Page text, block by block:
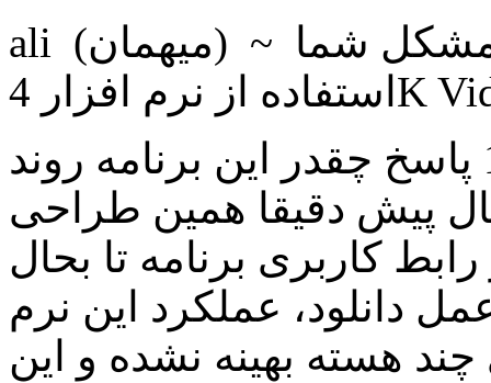
ali (ميهمان) ~ 1398/11/30 پاسخ سلام حل مشکل شما
علی (ميهمان) ~ 1398/07/3 پاسخ چقدر این برنامه روند
کندی داره! از حدود 7 8 سال پیش دقیقا همین طراحی
کاربری برنامه تا بحال
دانلود، عملکرد این نرم
هسته بهینه نشده و این